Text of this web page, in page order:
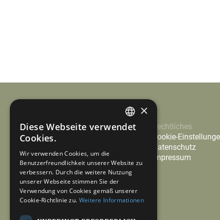
Leistungen
Steuerberatung
Advisory
Unternehmen
Karriere
International
Kontakt
Rechtliches
Cookie-
Datenschutz
Impressum
GERMAN
×
Diese Webseite verwendet
Cookies.
Wir verwenden Cookies, um die
Benutzerfreundlichkeit unserer Website zu
verbessern. Durch die weitere Nutzung
unserer Webseite stimmen Sie der
Verwendung von Cookies gemäß unserer
Cookie-Richtlinie zu. Weitere Informationen